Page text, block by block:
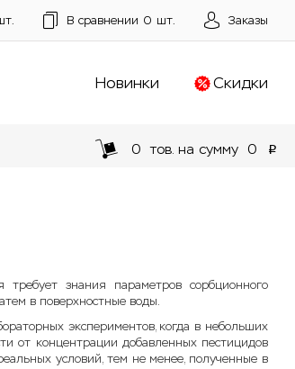
В сравнении 0 шт. Заказы
Новинки Скидки
0 тов. на сумму 0 p
знания параметров сорбционного
в поверхностные воды.
экспериментов, когда в небольших
от концентрации добавленных пестицидов
условий, тем не менее, полученные в